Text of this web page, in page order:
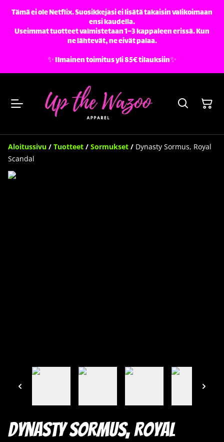
Tämä ei ole Netflix. Suosikkejasi ei lisätä takaisin valikoimaan
ensi kaudella.
Useimmat tuotteet valmistetaan 1–3 kappaleen erissä. Kun
ne lähtevät, ne eivät palaa.
✨️ Ilmainen toimitus yli 85€ tilauksiin✨️
Aloitussivu / Tuotteet / Sormukset / Dynasty Sormus, Royal
Scandal
Dynasty Sormus, Royal